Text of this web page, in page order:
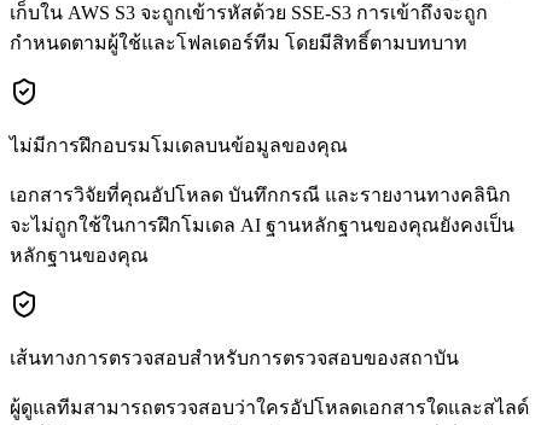
เก็บใน AWS S3 จะถูกเข้ารหัสด้วย SSE-S3 การเข้าถึงจะถูก
กำหนดตามผู้ใช้และโฟลเดอร์ทีม โดยมีสิทธิ์ตามบทบาท
ไม่มีการฝึกอบรมโมเดลบนข้อมูลของคุณ
เอกสารวิจัยที่คุณอัปโหลด บันทึกกรณี และรายงานทางคลินิก
จะไม่ถูกใช้ในการฝึกโมเดล AI ฐานหลักฐานของคุณยังคงเป็น
หลักฐานของคุณ
เส้นทางการตรวจสอบสำหรับการตรวจสอบของสถาบัน
ผู้ดูแลทีมสามารถตรวจสอบว่าใครอัปโหลดเอกสารใดและสไลด์